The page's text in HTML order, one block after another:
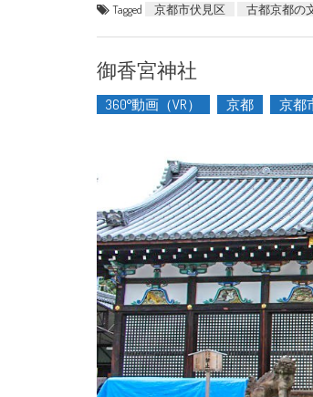
Tagged 京都市伏見区 古都京都の
御香宮神社
360°動画（VR） 京都 京都